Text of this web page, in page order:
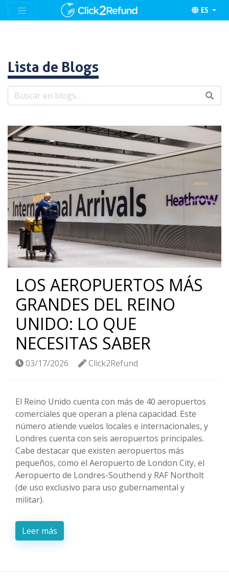
ES
Lista de Blogs
LOS AEROPUERTOS MÁS
GRANDES DEL REINO
UNIDO: LO QUE
NECESITAS SABER
03/17/2026 Click2Refund
El Reino Unido cuenta con más de 40 aeropuertos
comerciales que operan a plena capacidad. Este
número atiende vuelos locales e internacionales, y
Londres cuenta con seis aeropuertos principales.
Cabe destacar que existen aeropuertos más
pequeños, como el Aeropuerto de London City, el
Aeropuerto de Londres-Southend y RAF Northolt
(de uso exclusivo para uso gubernamental y
militar).
Leer más